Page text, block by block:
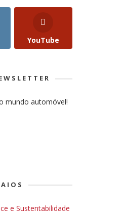
YouTube
mundo automóvel!